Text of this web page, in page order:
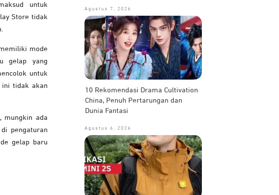
untuk
Store tidak
mode
gelap yang
untuk
ini tidak akan
mungkin ada
pengaturan
gelap baru
Agustus 7, 2026
10 Rekomendasi Drama Cultivation
China, Penuh Pertarungan dan
Dunia Fantasi
Agustus 6, 2026